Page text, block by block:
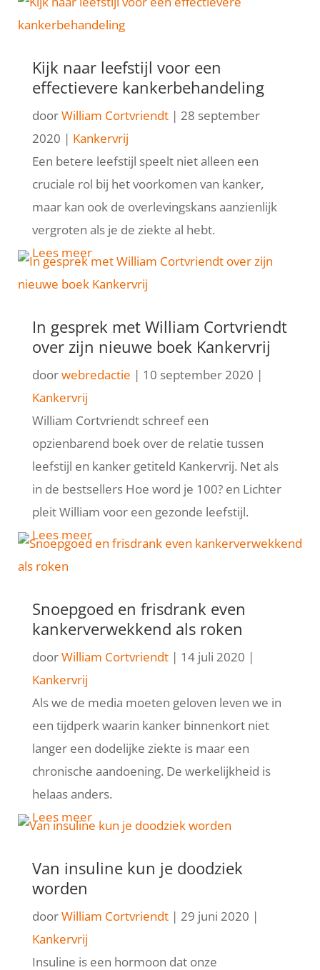
Kijk naar leefstijl voor een
effectievere kankerbehandeling
doorWilliam Cortvriendt| 28 september
2020 | Kankervrij
Een betere leefstijl speelt niet alleen een
cruciale rol bij het voorkomen van kanker,
maar kan ook de overlevingskans aanzienlijk
vergroten als je de ziekte al hebt.
Lees meer
In gesprek met William Cortvriendt
over zijn nieuwe boek Kankervrij
doorwebredactie | 10 september 2020 |
Kankervrij
William Cortvriendt schreef een
opzienbarend boek over de relatie tussen
leefstijl en kanker getiteld Kankervrij. Net als
in de bestsellers Hoe word je 100? en Lichter
pleit William voor een gezonde leefstijl.
Lees meer
Snoepgoed en frisdrank even
kankerverwekkend als roken
doorWilliam Cortvriendt| 14 juli 2020 |
Kankervrij
Als we de media moeten geloven leven we in
een tijdperk waarin kanker binnenkort niet
langer een dodelijke ziekte is maar een
chronische aandoening. De werkelijkheid is
helaas anders.
Lees meer
Van insuline kun je doodziek
worden
doorWilliam Cortvriendt| 29 juni 2020 |
Kankervrij
Insuline is een hormoon dat onze